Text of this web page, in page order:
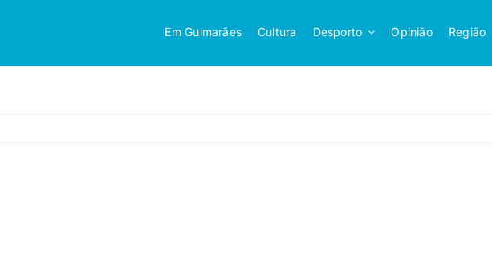
Em Guimarães Cultura Desporto Opinião Região